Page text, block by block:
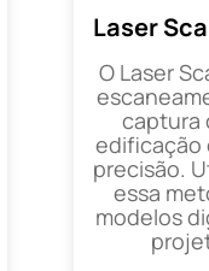
Laser
O Laser
captura
edificação
precisão.
essa
modelos